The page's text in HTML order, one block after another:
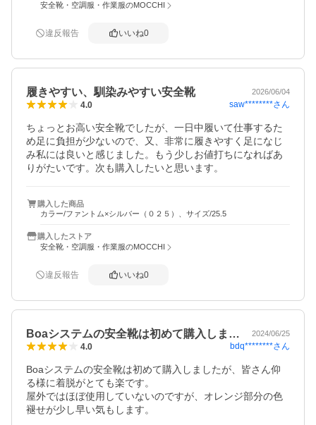
安全靴・空調服・作業服のMOCCHI
違反報告 いいね0
履きやすい、馴染みやすい安全靴 2026/06/04
4.0 saw********さん
ちょっとお高い安全靴でしたが、一日中履いて仕事するた
め足に負担が少ないので、又、非常に履きやすく足になじ
み私には良いと感じました。もう少しお値打ちになればあ
りがたいです。次も購入したいと思います。
購入した商品
カラー/ファントム×シルバー（０２５）、サイズ/25.5
購入したストア
安全靴・空調服・作業服のMOCCHI
違反報告 いいね0
Boaシステムの安全靴は初めて購入しま… 2024/06/25
4.0 bdq********さん
Boaシステムの安全靴は初めて購入しましたが、皆さん仰
る様に着脱がとても楽です。
屋外ではほぼ使用していないのですが、オレンジ部分の色
褪せが少し早い気もします。